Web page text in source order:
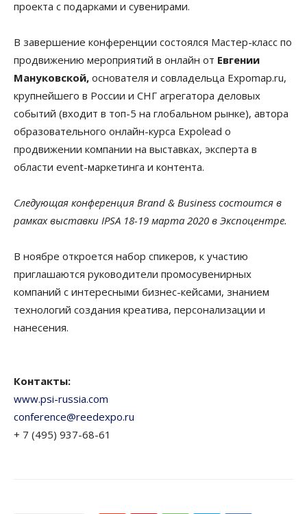
проекта с подарками и сувенирами.
В завершение конференции состоялся Мастер-класс по
продвижению мероприятий в онлайн от Евгении
Мануковской, основателя и совладельца Expomap.ru,
крупнейшего в России и СНГ агрегатора деловых
событий (входит в топ-5 на глобальном рынке), автора
образовательного онлайн-курса Expolead о
продвижении компании на выставках, эксперта в
области event-маркетинга и контента.
Следующая конференция Brand & Business состоится в
рамках выставки IPSA 18-19 марта 2020 в Экспоцентре.
В ноябре откроется набор спикеров, к участию
приглашаются руководители промосувенирных
компаний с интересными бизнес-кейсами, знанием
технологий создания креатива, персонализации и
нанесения.
Контакты:
www.psi-russia.com
conference@reedexpo.ru
+ 7 (495) 937-68-61